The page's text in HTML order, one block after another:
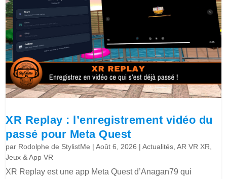
XR Replay : l’enregistrement vidéo du
passé pour Meta Quest
par Rodolphe de StylistMe |Août 6, 2026 |Actualités ,AR VR XR
Jeux & App VR
XR Replay est une app Meta Quest d’Anagan79 qui